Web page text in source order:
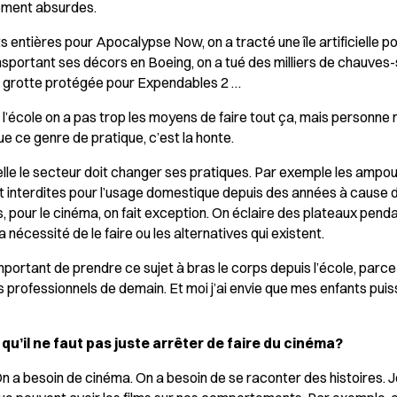
absurdes.
entières pour Apocalypse Now, on a tracté une île artificielle
ses décors en Boeing, on a tué des milliers de
grotte protégée pour Expendables 2 …
on a pas trop les moyens de faire tout ça, mais personne
ce genre de pratique, c’est la honte.
le secteur doit changer ses pratiques. Par exemple les
pour l’usage domestique depuis des années à cause
pour le cinéma, on fait exception. On éclaire des plateaux
nécessité de le faire ou les alternatives qui existent.
de prendre ce sujet à bras le corps depuis l’école,
de demain. Et moi j’ai envie que mes enfants
ne faut pas juste arrêter de faire du cinéma?
a besoin de cinéma. On a besoin de se raconter des histoires.